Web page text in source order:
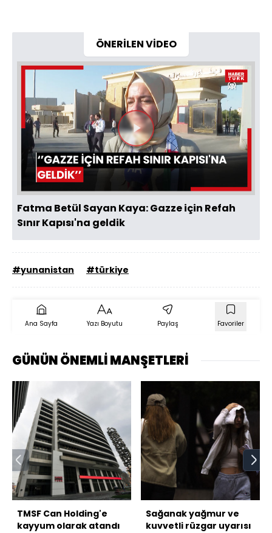
ÖNERİLEN VİDEO
Videoyu
Oynat
Fatma Betül Sayan Kaya: Gazze için Refah
Sınır Kapısı'na geldik
#yunanistan #türkiye
Ana Sayfa Yazı Boyutu Paylaş Favoriler
GÜNÜN ÖNEMLİ MANŞETLERİ
TMSF Can Holding'e
kayyum olarak atandı
Sağanak yağmur ve
kuvvetli rüzgar uyarısı